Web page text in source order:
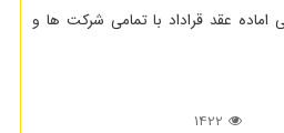
اماده عقد قراداد با تمامی شرکت ها و
1422